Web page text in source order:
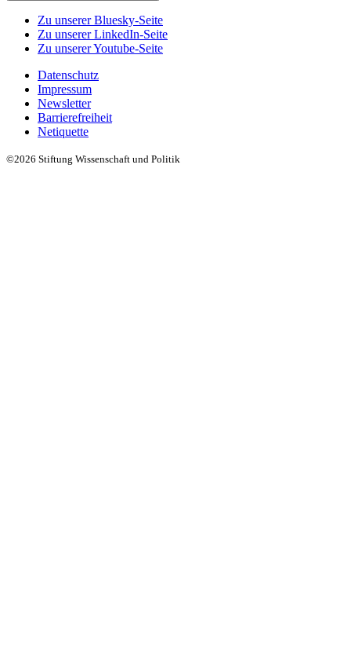
Zu unserer Bluesky-Seite
Zu unserer LinkedIn-Seite
Zu unserer Youtube-Seite
Datenschutz
Impressum
Newsletter
Barrierefreiheit
Netiquette
©2026 Stiftung Wissenschaft und Politik